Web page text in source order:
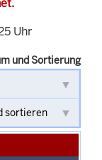
Uhr
und Sortierung